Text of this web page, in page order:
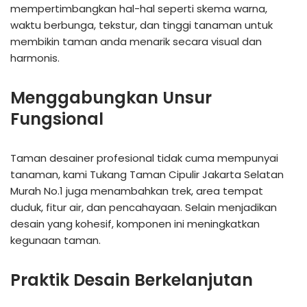
mempertimbangkan hal-hal seperti skema warna,
waktu berbunga, tekstur, dan tinggi tanaman untuk
membikin taman anda menarik secara visual dan
harmonis.
Menggabungkan Unsur
Fungsional
Taman desainer profesional tidak cuma mempunyai
tanaman, kami Tukang Taman Cipulir Jakarta Selatan
Murah No.1 juga menambahkan trek, area tempat
duduk, fitur air, dan pencahayaan. Selain menjadikan
desain yang kohesif, komponen ini meningkatkan
kegunaan taman.
Praktik Desain Berkelanjutan